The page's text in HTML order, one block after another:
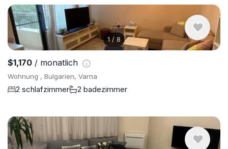
1 / 8
$1,170 / monatlich
Wohnung , Bulgarien, Varna
2 schlafzimmer 2 badezimmer